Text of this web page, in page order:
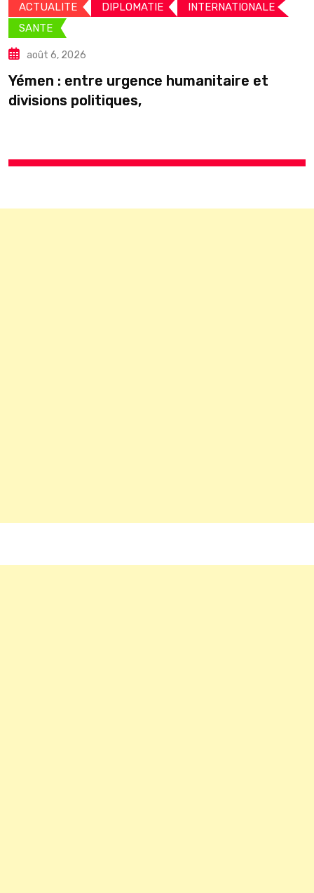
ACTUALITE DIPLOMATIE
INTERNATIONALE
SANTE
août 6, 2026
Yémen : entre urgence humanitaire et
divisions politiques,